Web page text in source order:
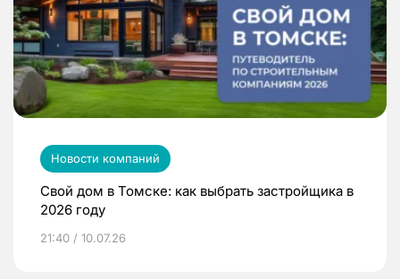
Новости компаний
Свой дом в Томске: как выбрать застройщика в
2026 году
21:40 / 10.07.26